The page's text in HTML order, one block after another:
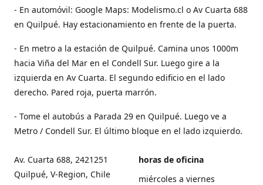
- En automóvil: Google Maps: Modelismo.cl o Av Cuarta 688
en Quilpué. Hay estacionamiento en frente de la puerta.
- En metro a la estación de Quilpué. Camina unos 1000m
hacia Viña del Mar en el Condell Sur. Luego gire a la
izquierda en Av Cuarta. El segundo edificio en el lado
derecho. Pared roja, puerta marrón.
- Tome el autobús a Parada 29 en Quilpué. Luego ve a
Metro / Condell Sur. El último bloque en el lado izquierdo.
Av. Cuarta 688, 2421251
Quilpué, V-Region, Chile
horas de oficina
miércoles a viernes